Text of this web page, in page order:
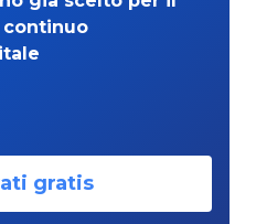
continuo
gratis